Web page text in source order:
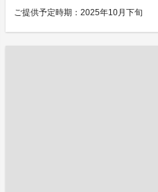
ご提供予定時期：2025年10月下旬